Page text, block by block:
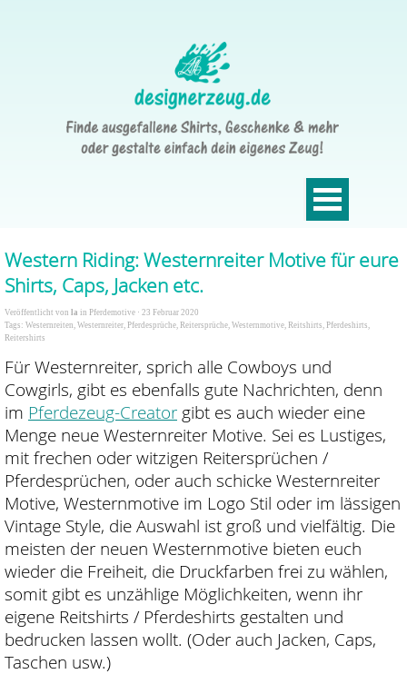
Western Riding: Westernreiter Motive für eure
Shirts, Caps, Jacken etc.
Veröffentlicht von la in Pferdemotive · 23 Februar 2020
Tags: Westernreiten, Westernreiter, Pferdesprüche, Reitersprüche, Westernmotive, Reitshirts, Pferdeshirts,
Reitershirts
Für Westernreiter, sprich alle Cowboys und
Cowgirls, gibt es ebenfalls gute Nachrichten, denn
im Pferdezeug-Creator gibt es auch wieder eine
Menge neue Westernreiter Motive. Sei es Lustiges,
mit frechen oder witzigen Reitersprüchen /
Pferdesprüchen, oder auch schicke Westernreiter
Motive, Westernmotive im Logo Stil oder im lässigen
Vintage Style, die Auswahl ist groß und vielfältig. Die
meisten der neuen Westernmotive bieten euch
wieder die Freiheit, die Druckfarben frei zu wählen,
somit gibt es unzählige Möglichkeiten, wenn ihr
eigene Reitshirts / Pferdeshirts gestalten und
bedrucken lassen wollt. (Oder auch Jacken, Caps,
Taschen usw.)